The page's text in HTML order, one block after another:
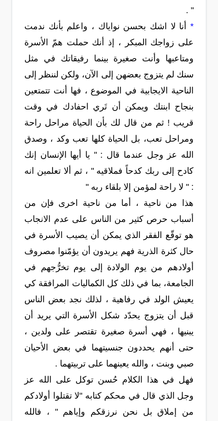
" .
*
أنا لا اشك بحسن نواياك ، واعلم بأنك ندمت
على زواجك المبكر ، إذ أنك حملت همّ الأسرة
ومتاعبها وأنت صغيرة بينما رفيقاتك في مثل
سنك لم يتزوج بعضهن إلى الآن، ولكن لننظر إلى
الناحية الايجابية في الموضوع ، فها أنت تتمتعين
بنجاح ابنتك ويمكن أن تَري احفادك في وقت
قريب ! ثم من قال لك بأن الحياة مراحل راحة
ومراحل تعب، بل الحياة كلها تعب وكد ، وصدق
الله عز وجل عندما قال : " يا أيها الإنسان إنك
كادح إلى ربك كدحاً فملاقيه " ، ثم ألا تعلمين انه
: " لا راحة لمؤمن إلا بلقاء ربه "
هذا من ناحية ، أما من ناحية اخرى فإن من
أسباب حرص كثير من الناس على عدم الانجاب
هو توقّع الفقر الذي يمكن أن يصيب الأسرة في
حال كثرة الذرية فهم يريدون أن يؤمّنوا مصروف
أولادهم من يوم الولادة إلى يوم تخرُّجهم في
الجامعة، بما في ذلك كل الكماليات المرافقة كي
يعيش الولد في رفاهية ، لذلك نجد بعض الناس
قبل أن يتزوج يحدّد شكل الأسرة التي يريد أن
يبنيها ، فهي أسرة صغيرة تقتصر على ولدين ،
حتى أنهم يحددون جنسيتهما في بعض الأحيان
صبي وبنت ، والله يعينهما على تربيتهما .
فهل في هذا الكلام حُسن توكل على الله عز
وجل الذي قال في محكم كتابه "لا تقتلوا أولادكم
من إملاق بل نحن نرزقكم وإياهم " ، فالله